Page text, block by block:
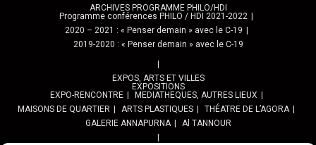
ARCHIVES PROGRAMME PHILO/HDI
Programme conférences PHILO / HDI 2021-2022
2020 – 2021 : « Penser demain » avec le C-19
2019-2020 : « Penser demain » avec le C-19
EXPOS, ARTS ET VILLES
EXPOSITIONS
EXPO-RENCONTRE
MEDIATHEQUES, AUTRES LIEUX
MAISONS DE QUARTIER
ARTS PLASTIQUES
THÉATRE DE L’AGORA
GALERIE ANNAPURNA
Al TANNOUR